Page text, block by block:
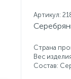
Артикул:
Страна
Вес
Состав: